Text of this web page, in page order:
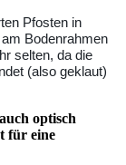
Pfosten in
Bodenrahmen
selten, da die
(also geklaut)
optisch
für eine